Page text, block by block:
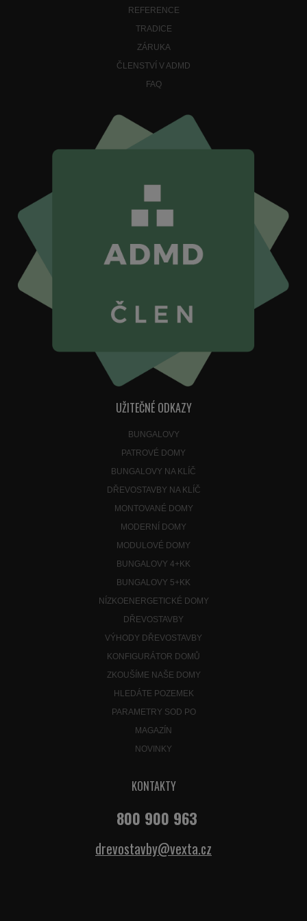
REFERENCE
TRADICE
ZÁRUKA
ČLENSTVÍ V ADMD
FAQ
UŽITEČNÉ ODKAZY
BUNGALOVY
PATROVÉ DOMY
BUNGALOVY NA KLÍČ
DŘEVOSTAVBY NA KLÍČ
MONTOVANÉ DOMY
MODERNÍ DOMY
MODULOVÉ DOMY
BUNGALOVY 4+KK
BUNGALOVY 5+KK
NÍZKOENERGETICKÉ DOMY
DŘEVOSTAVBY
VÝHODY DŘEVOSTAVBY
KONFIGURÁTOR DOMŮ
ZKOUŠÍME NAŠE DOMY
HLEDÁTE POZEMEK
PARAMETRY SOD PO
MAGAZÍN
NOVINKY
KONTAKTY
800 900 963
drevostavby@vexta.cz